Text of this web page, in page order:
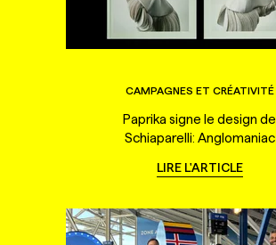
CAMPAGNES ET CRÉATIVITÉ
Paprika signe le design de
Schiaparelli: Anglomaniac
LIRE L'ARTICLE